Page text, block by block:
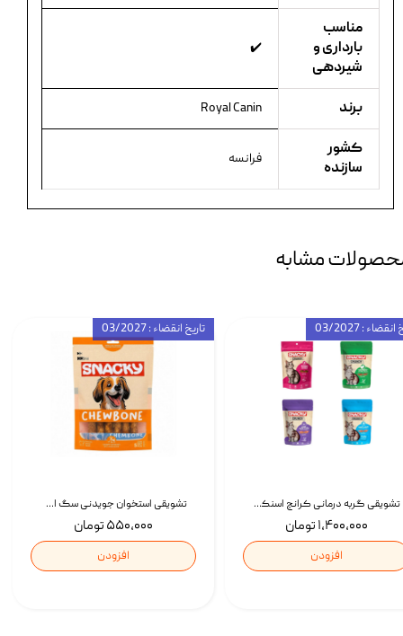
مناسب
بارداری و
شیردهی
✔️
برند Royal Canin
کشور
سازنده
فرانسه
مشابه
تشویقی استخوان جویدنی سگ اسنکی کرانچی با طعم مرغ Snacky Crunchy Munchy وزن 100 گرم
۵۵۰,۰۰۰ تومان
افزودن
تاریخ انقضاء : 03/2027
تشویقی گربه درمانی کرانچ اسنکی با طعم میکس Snacky Crunch Cat Treats وزن 60 گرم بسته 4 عددی
۱,۴۰۰,۰۰۰ تومان
افزودن
: 03/2027